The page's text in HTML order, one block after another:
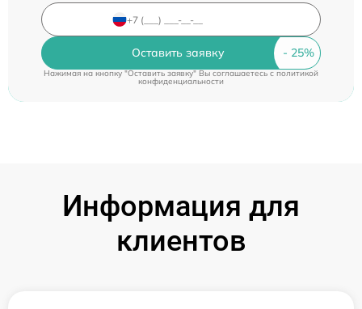
Оставить заявку
Нажимая на кнопку "Оставить заявку" Вы соглашаетесь c политикой
конфиденциальности
Информация для
клиентов